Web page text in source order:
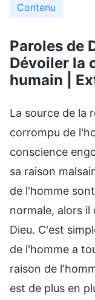
Contenu
Paroles de
Dévoiler la
humain |
La source de la
corrompu de
conscience
sa raison
de l'homme
normale, alors
Dieu. C'est
de l'homme a
raison de
est de plus en